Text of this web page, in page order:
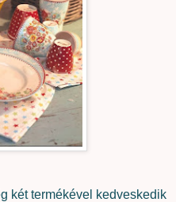
két termékével kedveskedik